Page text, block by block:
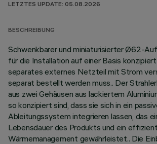
LETZTES UPDATE: 05.08.2026
BESCHREIBUNG
Schwenkbarer und miniaturisierter Ø62-
für die Installation auf einer Basis
separates externes Netzteil mit Strom
separat bestellt werden muss.. Der
aus zwei Gehäusen aus lackiertem
so konzipiert sind, dass sie sich in ein
Ableitungssystem integrieren lassen, das
Lebensdauer des Produkts und ein
Wärmemanagement gewährleistet.. Die